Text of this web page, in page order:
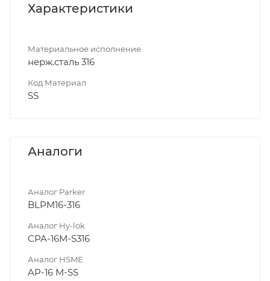
Характеристики
Материальное исполнение
нерж.сталь 316
Код Материал
SS
Аналоги
Аналог Parker
BLPM16-316
Аналог Hy-lok
CPA-16M-S316
Аналог HSME
AP-16 M-SS